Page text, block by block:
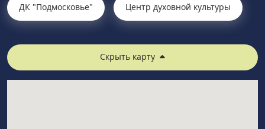
ДК "Подмосковье" Центр духовной культуры
Скрыть карту